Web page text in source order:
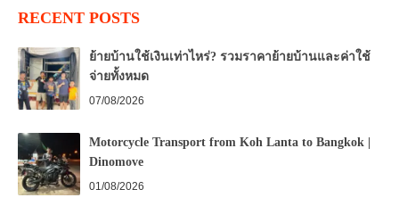
RECENT POSTS
ย้ายบ้านใช้เงินเท่าไหร่? รวมราคาย้ายบ้านและค่าใช้
จ่ายทั้งหมด
07/08/2026
Motorcycle Transport from Koh Lanta to Bangkok |
Dinomove
01/08/2026